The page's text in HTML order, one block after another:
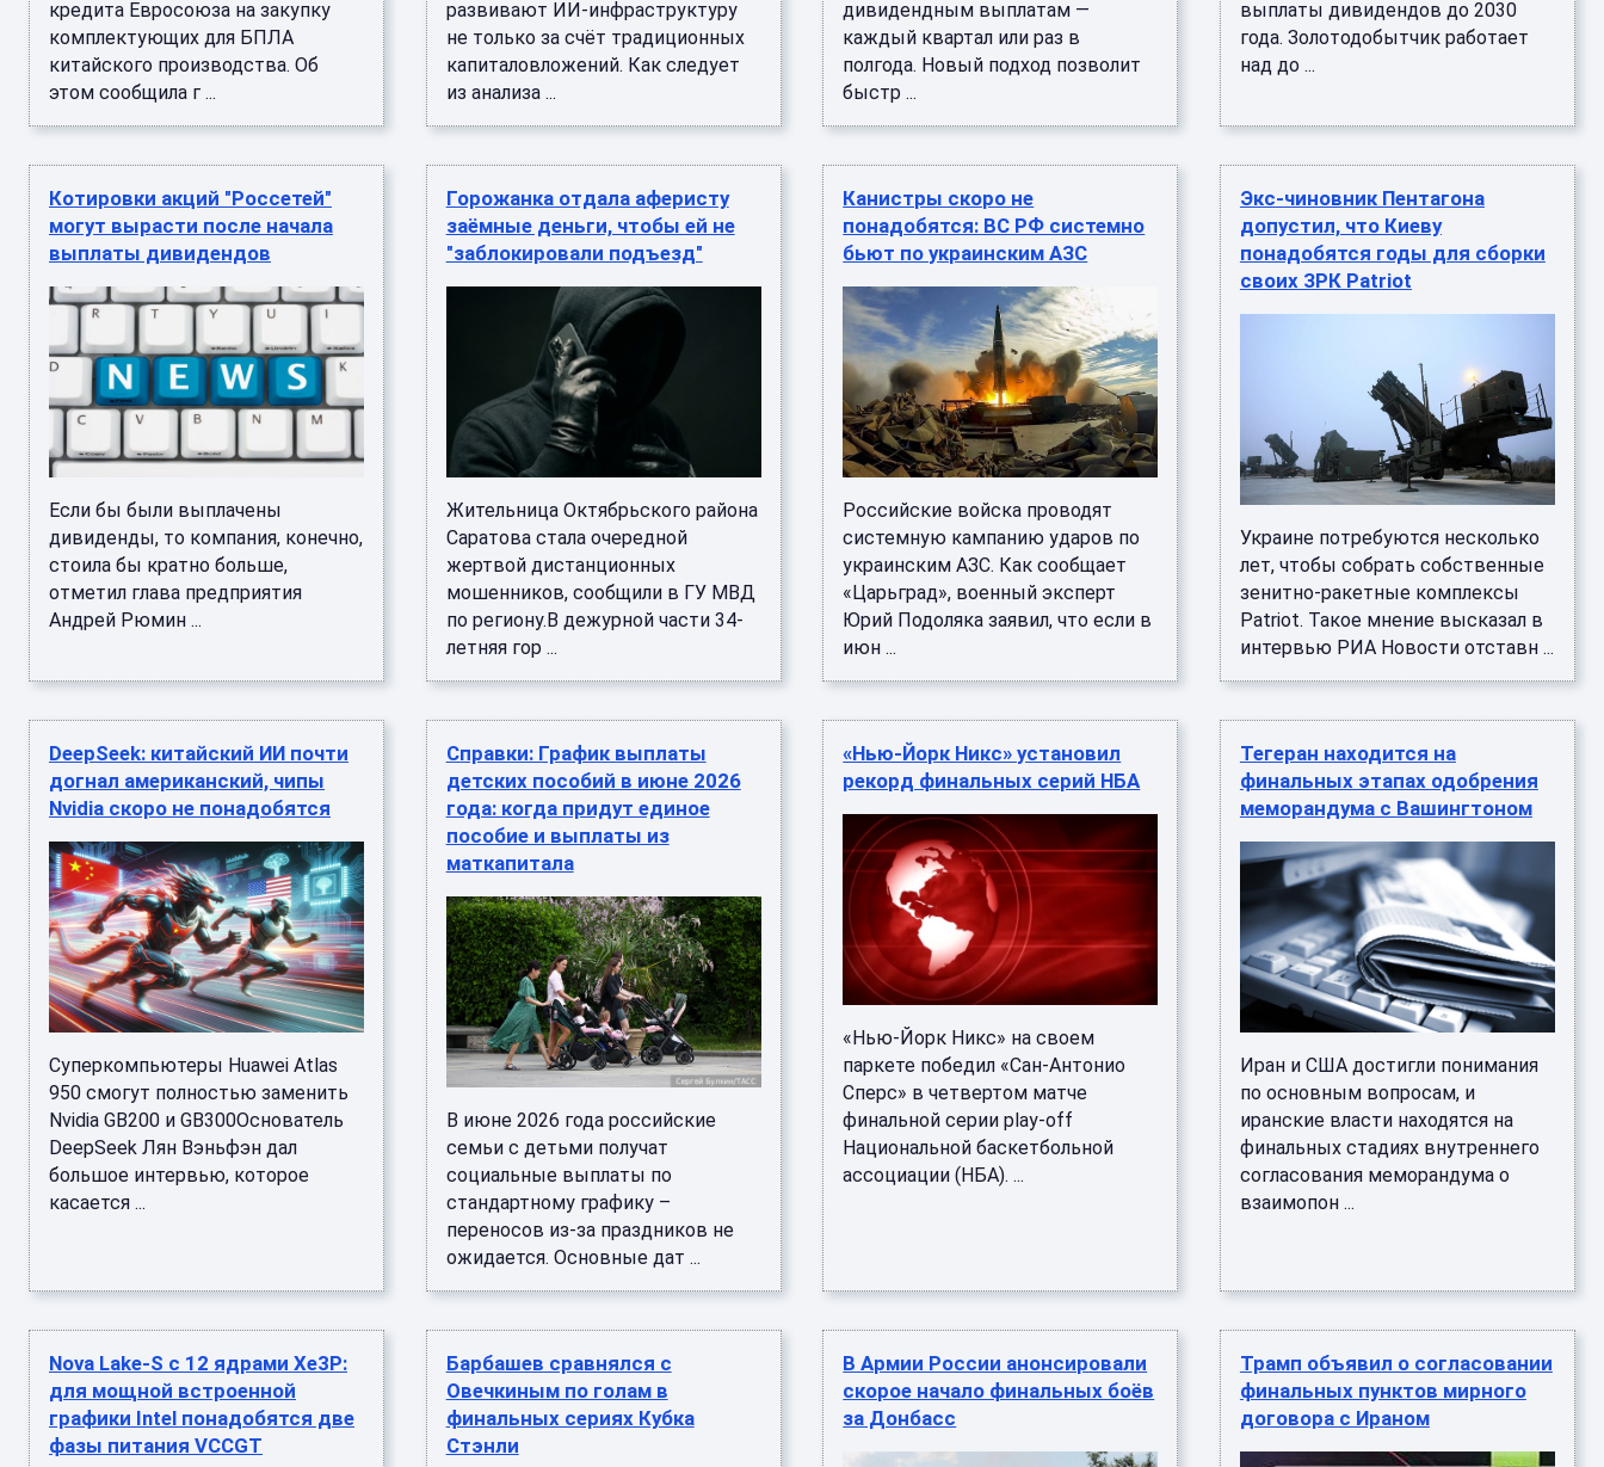
кредита Евросоюза на закупку
комплектующих для БПЛА
китайского производства. Об
этом сообщила г ...
развивают ИИ-инфраструктуру
не только за счёт традиционных
капиталовложений. Как следует
из анализа ...
дивидендным выплатам —
каждый квартал или раз в
полгода. Новый подход позволит
быстр ...
выплаты дивидендов до 2030
года. Золотодобытчик работает
над до ...
Котировки акций "Россетей"
могут вырасти после начала
выплаты дивидендов
Если бы были выплачены
дивиденды, то компания, конечно,
стоила бы кратно больше,
отметил глава предприятия
Андрей Рюмин ...
Горожанка отдала аферисту
заёмные деньги, чтобы ей не
"заблокировали подъезд"
Жительница Октябрьского района
Саратова стала очередной
жертвой дистанционных
мошенников, сообщили в ГУ МВД
по региону.В дежурной части 34-
летняя гор ...
Канистры скоро не
понадобятся: ВС РФ системно
бьют по украинским АЗС
Российские войска проводят
системную кампанию ударов по
украинским АЗС. Как сообщает
«Царьград», военный эксперт
Юрий Подоляка заявил, что если в
июн ...
Экс-чиновник Пентагона
допустил, что Киеву
понадобятся годы для сборки
своих ЗРК Patriot
Украине потребуются несколько
лет, чтобы собрать собственные
зенитно-ракетные комплексы
Patriot. Такое мнение высказал в
интервью РИА Новости отставн ...
DeepSeek: китайский ИИ почти
догнал американский, чипы
Nvidia скоро не понадобятся
Суперкомпьютеры Huawei Atlas
950 смогут полностью заменить
Nvidia GB200 и GB300Основатель
DeepSeek Лян Вэньфэн дал
большое интервью, которое
касается ...
Справки: График выплаты
детских пособий в июне 2026
года: когда придут единое
пособие и выплаты из
маткапитала
В июне 2026 года российские
семьи с детьми получат
социальные выплаты по
стандартному графику –
переносов из-за праздников не
ожидается. Основные дат ...
«Нью-Йорк Никс» установил
рекорд финальных серий НБА
«Нью-Йорк Никс» на своем
паркете победил «Сан-Антонио
Сперс» в четвертом матче
финальной серии play-off
Национальной баскетбольной
ассоциации (НБА). ...
Тегеран находится на
финальных этапах одобрения
меморандума с Вашингтоном
Иран и США достигли понимания
по основным вопросам, и
иранские власти находятся на
финальных стадиях внутреннего
согласования меморандума о
взаимопон ...
Nova Lake-S с 12 ядрами Xe3P:
для мощной встроенной
графики Intel понадобятся две
фазы питания VCCGT
Барбашев сравнялся с
Овечкиным по голам в
финальных сериях Кубка
Стэнли
В Армии России анонсировали
скорое начало финальных боёв
за Донбасс
Трамп объявил о согласовании
финальных пунктов мирного
договора с Ираном